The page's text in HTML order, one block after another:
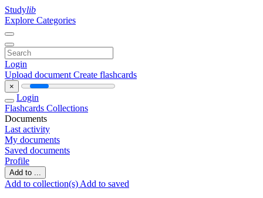
Studylib
Explore Categories
Login
Upload document Create flashcards
×
Login
Flashcards Collections
Documents
Last activity
My documents
Saved documents
Profile
Add to ...
Add to collection(s) Add to saved